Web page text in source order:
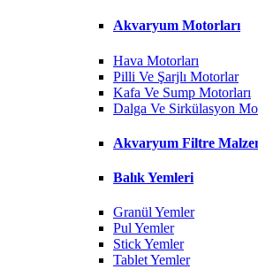
Akvaryum Motorları
Hava Motorları
Pilli Ve Şarjlı Motorlar
Kafa Ve Sump Motorları
Dalga Ve Sirkülasyon
Akvaryum Filtre
Balık Yemleri
Granül Yemler
Pul Yemler
Stick Yemler
Tablet Yemler